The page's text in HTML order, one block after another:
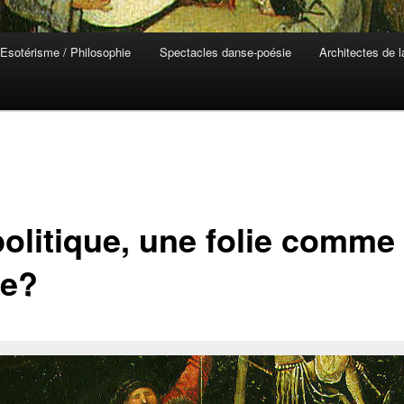
Esotérisme / Philosophie Spectacles danse-poésie Architectes de
une folie comme